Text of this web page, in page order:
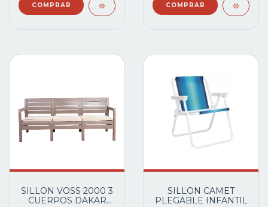
SILLON VOSS 2000 3
CUERPOS DAKAR
SILLON CAMET
PLEGABLE INFANTIL